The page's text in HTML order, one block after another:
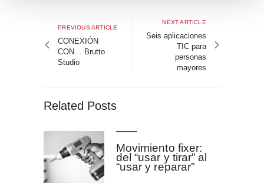
entradas
Previous
article
PREVIOUS ARTICLE
CONEXIÓN
CON… Brutto
Studio
Next
article
NEXT ARTICLE
Seis aplicaciones
TIC para
personas
mayores
Related Posts
Movimiento fixer:
del “usar y tirar” al
“usar y reparar”